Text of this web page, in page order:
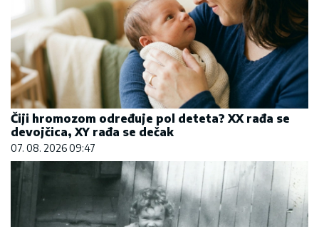
Čiji hromozom određuje pol deteta? XX rađa se
devojčica, XY rađa se dečak
07. 08. 2026 09:47